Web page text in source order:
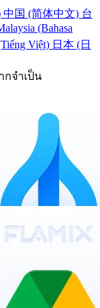
中国 (简体中文) 台
(Bahasa
Việt) 日本 (日
จำเป็น